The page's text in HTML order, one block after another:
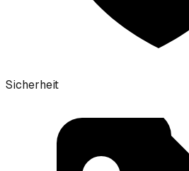
Sicherheit